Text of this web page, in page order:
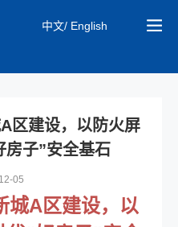
中文/ English
区建设，以防火屏
房子”安全基石
05
城A区建设，以